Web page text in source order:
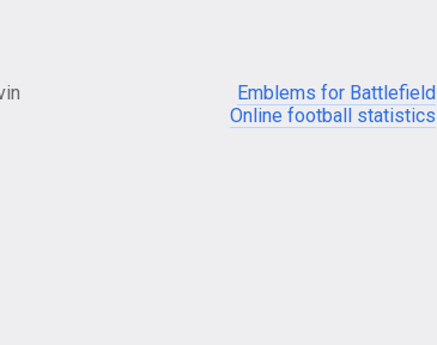
Emblems for Battlefield
Online football statistics